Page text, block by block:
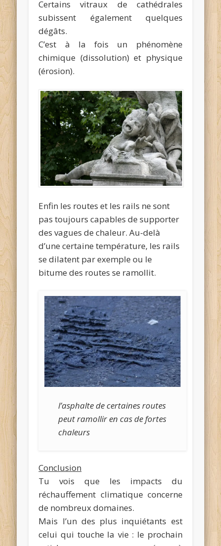
Certains vitraux de cathédrales
subissent également quelques
dégâts.
C’est à la fois un phénomène
chimique (dissolution) et physique
(érosion).
Enfin les routes et les rails ne sont
pas toujours capables de supporter
des vagues de chaleur. Au-delà
d’une certaine température, les rails
se dilatent par exemple ou le
bitume des routes se ramollit.
l’asphalte de certaines routes
peut ramollir en cas de fortes
chaleurs
Conclusion
Tu vois que les impacts du
réchauffement climatique concerne
de nombreux domaines.
Mais l’un des plus inquiétants est
celui qui touche la vie : le prochain